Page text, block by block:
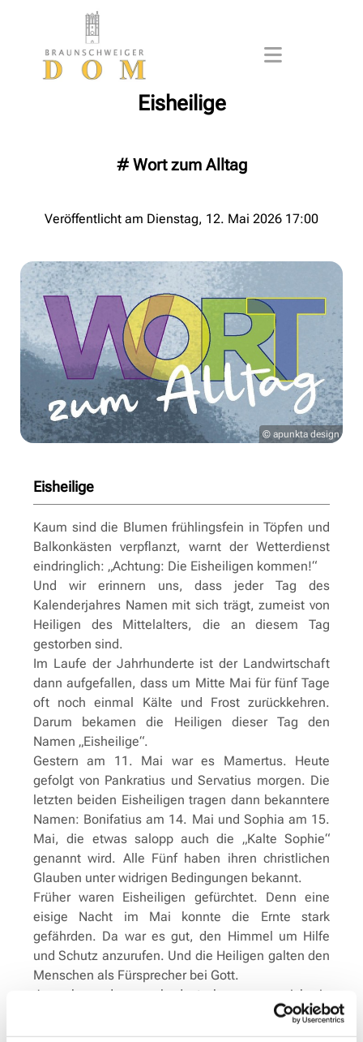
Eisheilige
# Wort zum Alltag
Veröffentlicht am Dienstag, 12. Mai 2026 17:00
© apunkta design
Eisheilige
Kaum sind die Blumen frühlingsfein in Töpfen und
Balkonkästen verpflanzt, warnt der Wetterdienst
eindringlich: „Achtung: Die Eisheiligen kommen!“
Und wir erinnern uns, dass jeder Tag des
Kalenderjahres Namen mit sich trägt, zumeist von
Heiligen des Mittelalters, die an diesem Tag
gestorben sind.
Im Laufe der Jahrhunderte ist der Landwirtschaft
dann aufgefallen, dass um Mitte Mai für fünf Tage
oft noch einmal Kälte und Frost zurückkehren.
Darum bekamen die Heiligen dieser Tag den
Namen „Eisheilige“.
Gestern am 11. Mai war es Mamertus. Heute
gefolgt von Pankratius und Servatius morgen. Die
letzten beiden Eisheiligen tragen dann bekanntere
Namen: Bonifatius am 14. Mai und Sophia am 15.
Mai, die etwas salopp auch die „Kalte Sophie“
genannt wird. Alle Fünf haben ihren christlichen
Glauben unter widrigen Bedingungen bekannt.
Früher waren Eisheiligen gefürchtet. Denn eine
eisige Nacht im Mai konnte die Ernte stark
gefährden. Da war es gut, den Himmel um Hilfe
und Schutz anzurufen. Und die Heiligen galten den
Menschen als Fürsprecher bei Gott.
Je mehr es davon gab, desto besser, um sich ein
wenig hilfloser und etwas aufgehobener zu fühlen
in dieser schwer überschaubaren Welt.